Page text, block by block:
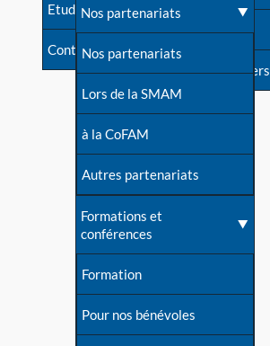
Une question sur le site
Etudes récentes
Contact
Forum
S'inscrire à nos newsletters
Nos partenariats
Nos partenariats
Lors de la SMAM
à la CoFAM
Autres partenariats
Formations et
conférences
Formation
Pour nos bénévoles